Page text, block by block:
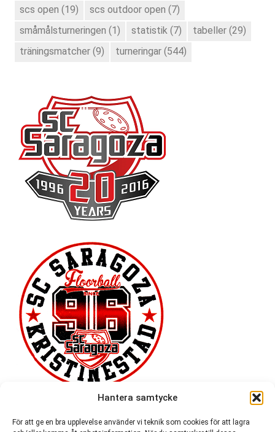
Hantera samtycke
För att ge en bra upplevelse använder vi teknik som cookies för att lagra
scs open (19) scs outdoor open (7)
småmålsturneringen (1) statistik (7) tabeller (29)
träningsmatcher (9) turneringar (544)